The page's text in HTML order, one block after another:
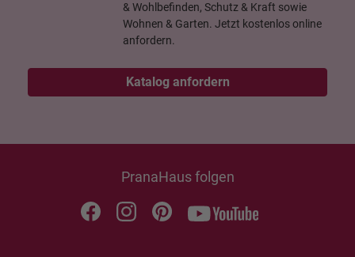
& Wohlbefinden, Schutz & Kraft sowie
Wohnen & Garten. Jetzt kostenlos online
anfordern.
Katalog anfordern
PranaHaus folgen